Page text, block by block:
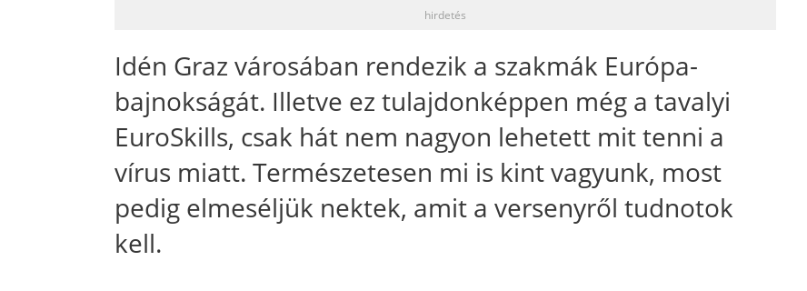
hirdetés
Idén Graz városában rendezik a szakmák Európa-
bajnokságát. Illetve ez tulajdonképpen még a tavalyi
EuroSkills, csak hát nem nagyon lehetett mit tenni a
vírus miatt. Természetesen mi is kint vagyunk, most
pedig elmeséljük nektek, amit a versenyről tudnotok
kell.